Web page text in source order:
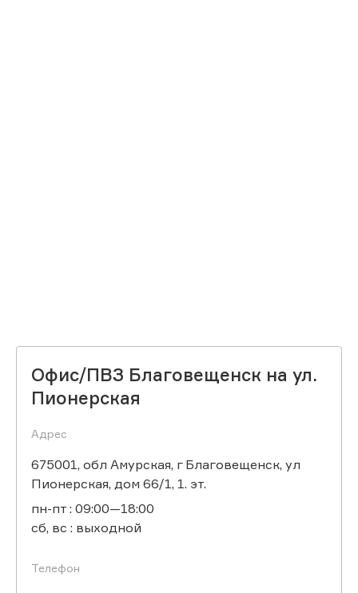
Офис/ПВЗ Благовещенск на ул.
Пионерская
Адрес
675001, обл Амурская, г Благовещенск, ул
Пионерская, дом 66/1, 1. эт.
пн-пт : 09:00—18:00
сб, вс : выходной
Телефон